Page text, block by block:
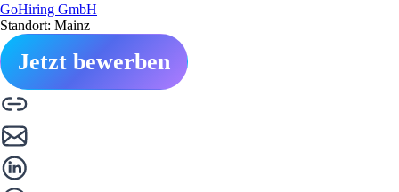
GoHiring GmbH
Standort: Mainz
Jetzt bewerben